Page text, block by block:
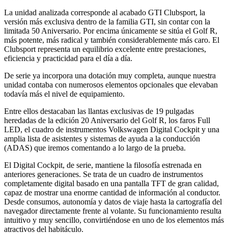
La unidad analizada corresponde al acabado GTI Clubsport, la
versión más exclusiva dentro de la familia GTI, sin contar con la
limitada 50 Aniversario. Por encima únicamente se sitúa el Golf R,
más potente, más radical y también considerablemente más caro. El
Clubsport representa un equilibrio excelente entre prestaciones,
eficiencia y practicidad para el día a día.
De serie ya incorpora una dotación muy completa, aunque nuestra
unidad contaba con numerosos elementos opcionales que elevaban
todavía más el nivel de equipamiento.
Entre ellos destacaban las llantas exclusivas de 19 pulgadas
heredadas de la edición 20 Aniversario del Golf R, los faros Full
LED, el cuadro de instrumentos Volkswagen Digital Cockpit y una
amplia lista de asistentes y sistemas de ayuda a la conducción
(ADAS) que iremos comentando a lo largo de la prueba.
El Digital Cockpit, de serie, mantiene la filosofía estrenada en
anteriores generaciones. Se trata de un cuadro de instrumentos
completamente digital basado en una pantalla TFT de gran calidad,
capaz de mostrar una enorme cantidad de información al conductor.
Desde consumos, autonomía y datos de viaje hasta la cartografía del
navegador directamente frente al volante. Su funcionamiento resulta
intuitivo y muy sencillo, convirtiéndose en uno de los elementos más
atractivos del habitáculo.